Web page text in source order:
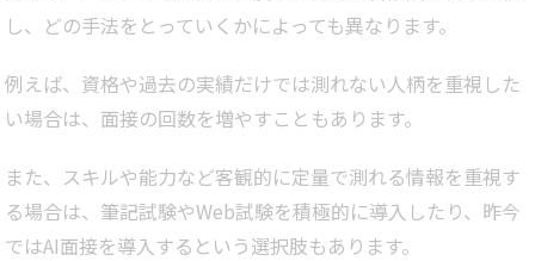
し、どの手法をとっていくかによっても異なります。
例えば、資格や過去の実績だけでは測れない人柄を重視した
い場合は、面接の回数を増やすこともあります。
また、スキルや能力など客観的に定量で測れる情報を重視す
る場合は、筆記試験やWeb試験を積極的に導入したり、昨今
ではAI面接を導入するという選択肢もあります。